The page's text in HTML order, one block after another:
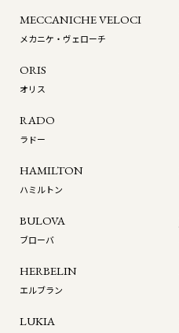
MECCANICHE VELOCI
メカニケ・ヴェローチ
ORIS
オリス
RADO
ラドー
HAMILTON
ハミルトン
BULOVA
ブローバ
HERBELIN
エルブラン
LUKIA